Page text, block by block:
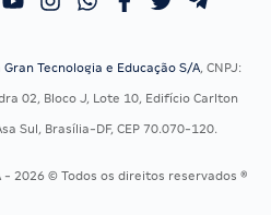
Gran Tecnologia e Educação S/A, CNPJ:
02, Bloco J, Lote 10, Edifício Carlton
Sul, Brasília-DF, CEP 70.070-120.
- 2026 © Todos os direitos reservados ®